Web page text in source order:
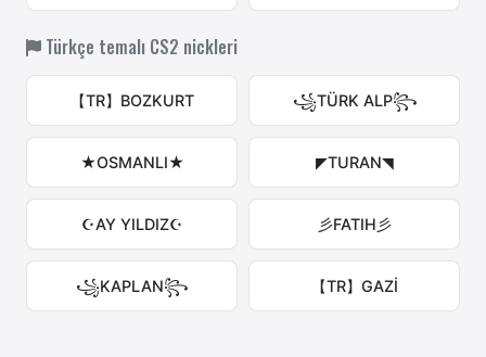
Türkçe temalı CS2 nickleri
【TR】BOZKURT ꧁TÜRK ALP꧂
★OSMANLI★ ◤TURAN◥
☪AY YILDIZ☪ 彡FATIH彡
꧁KAPLAN꧂ 【TR】GAZİ